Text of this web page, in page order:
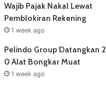
Wajib Pajak Nakal Lewat
Pemblokiran Rekening
1 week ago
Pelindo Group Datangkan 2
0 Alat Bongkar Muat
1 week ago